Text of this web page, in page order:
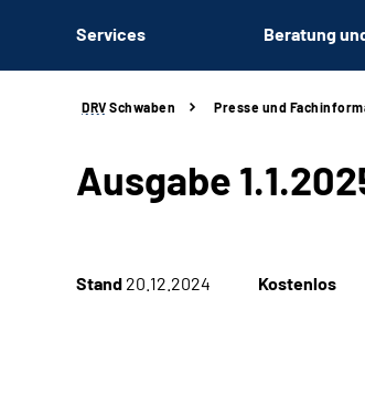
Services Beratung
DRV Schwaben Presse und
Ausgabe
Stand 20.12.2024 Kostenlos